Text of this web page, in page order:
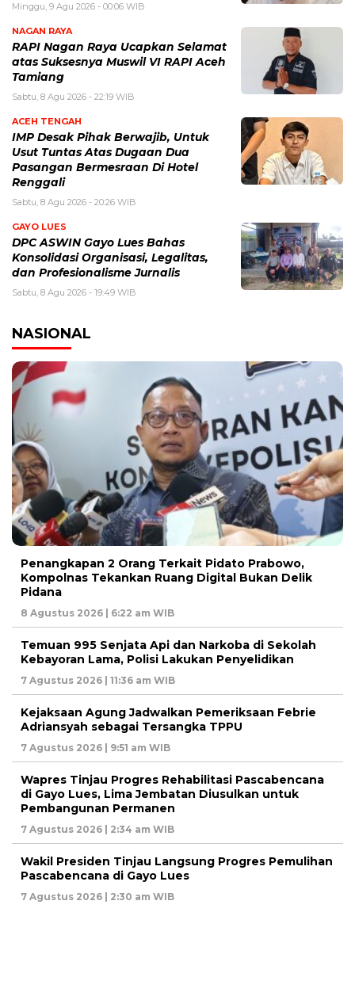
Minggu, 9 Agu 2026 - 00:06 WIB
NAGAN RAYA
RAPI Nagan Raya Ucapkan Selamat
atas Suksesnya Muswil VI RAPI Aceh
Tamiang
Sabtu, 8 Agu 2026 - 22:19 WIB
ACEH TENGAH
IMP Desak Pihak Berwajib, Untuk
Usut Tuntas Atas Dugaan Dua
Pasangan Bermesraan Di Hotel
Renggali
Sabtu, 8 Agu 2026 - 20:26 WIB
GAYO LUES
DPC ASWIN Gayo Lues Bahas
Konsolidasi Organisasi, Legalitas,
dan Profesionalisme Jurnalis
Sabtu, 8 Agu 2026 - 19:49 WIB
NASIONAL
Penangkapan 2 Orang Terkait Pidato Prabowo,
Kompolnas Tekankan Ruang Digital Bukan Delik
Pidana
8 Agustus 2026 | 6:22 am WIB
Temuan 995 Senjata Api dan Narkoba di Sekolah
Kebayoran Lama, Polisi Lakukan Penyelidikan
7 Agustus 2026 | 11:36 am WIB
Kejaksaan Agung Jadwalkan Pemeriksaan Febrie
Adriansyah sebagai Tersangka TPPU
7 Agustus 2026 | 9:51 am WIB
Wapres Tinjau Progres Rehabilitasi Pascabencana
di Gayo Lues, Lima Jembatan Diusulkan untuk
Pembangunan Permanen
7 Agustus 2026 | 2:34 am WIB
Wakil Presiden Tinjau Langsung Progres Pemulihan
Pascabencana di Gayo Lues
7 Agustus 2026 | 2:30 am WIB